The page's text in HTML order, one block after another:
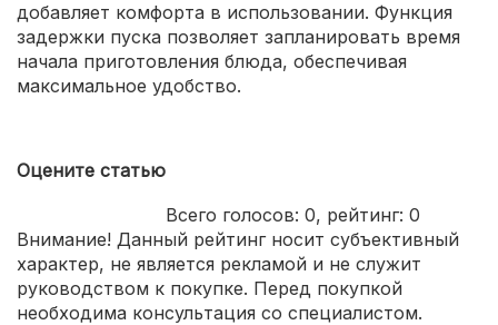
добавляет комфорта в использовании. Функция
задержки пуска позволяет запланировать время
начала приготовления блюда, обеспечивая
максимальное удобство.
Оцените статью
Всего голосов: 0, рейтинг: 0
Внимание! Данный рейтинг носит субъективный
характер, не является рекламой и не служит
руководством к покупке. Перед покупкой
необходима консультация со специалистом.